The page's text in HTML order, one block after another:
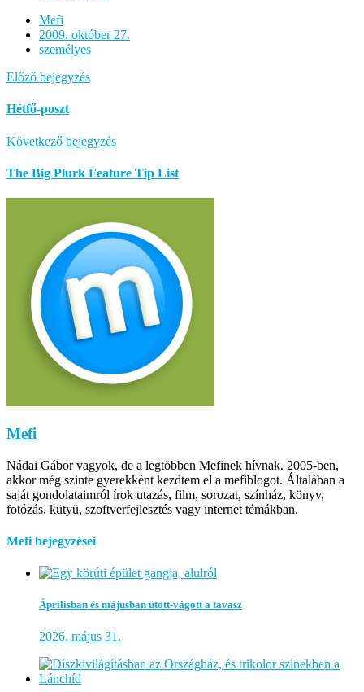
Mefi
2009. október 27.
személyes
Előző bejegyzés
Hétfő-poszt
Következő bejegyzés
The Big Plurk Feature Tip List
Mefi
Nádai Gábor vagyok, de a legtöbben Mefinek hívnak. 2005-ben,
akkor még szinte gyerekként kezdtem el a mefiblogot. Általában a
saját gondolataimról írok utazás, film, sorozat, színház, könyv,
fotózás, kütyü, szoftverfejlesztés vagy internet témákban.
Mefi bejegyzései
Áprilisban és májusban ütött-vágott a tavasz
2026. május 31.